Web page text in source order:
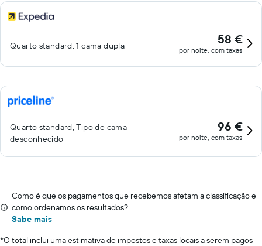
Quarto standard, 1 cama dupla 58 €
por noite, com taxas
Quarto standard, Tipo de cama
desconhecido
96 €
por noite, com taxas
Como é que os pagamentos que recebemos afetam a classificação e
como ordenamos os resultados?
Sabe mais
*O total inclui uma estimativa de impostos e taxas locais a serem pagos